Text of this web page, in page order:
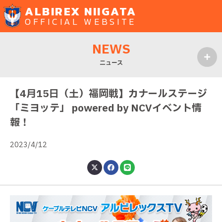
ALBIREX NIIGATA
OFFICIAL WEBSITE
NEWS
ニュース
【4月15日（土）福岡戦】カナールステージ
「ミヨッテ」 powered by NCVイベント情
報！
2023/4/12